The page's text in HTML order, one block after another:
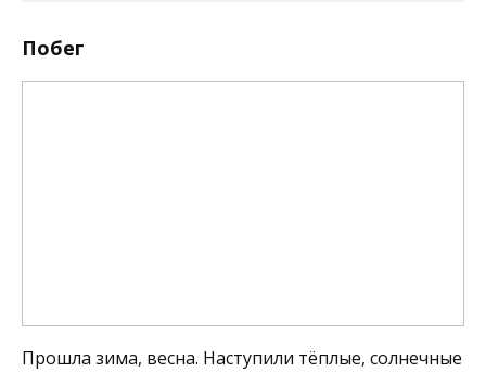
Побег
Прошла зима, весна. Наступили тёплые, солнечные